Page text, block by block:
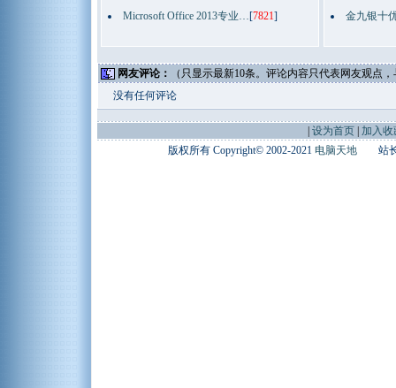
Microsoft Office 2013专业…[7821] 金九银十
网友评论：
（只显示最新10条。评论内容只代表网友观点
没有任何评论
设为首页|
加入收
版权所有 Copyright© 2002-2021 电脑天地 站